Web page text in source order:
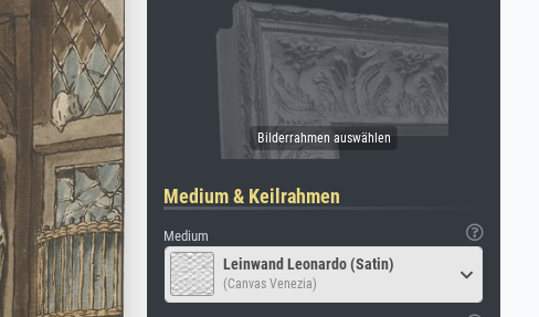
Medium & Keilrahmen
Medium
Leinwand Leonardo (Satin)
(Canvas Venezia)